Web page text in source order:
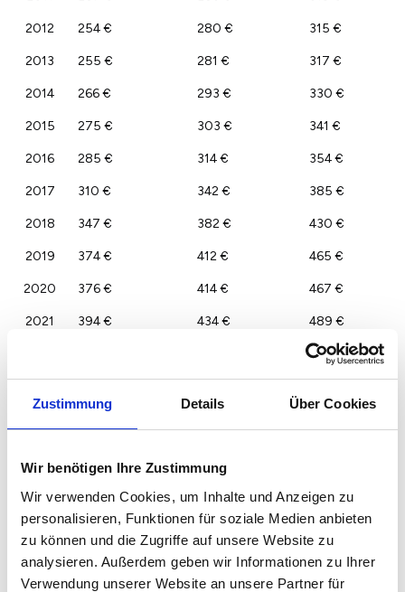
Zustimmung Details Über Cookies
Wir benötigen Ihre Zustimmung
Wir verwenden Cookies, um Inhalte und Anzeigen zu
personalisieren, Funktionen für soziale Medien anbieten
zu können und die Zugriffe auf unsere Website zu
analysieren. Außerdem geben wir Informationen zu Ihrer
Verwendung unserer Website an unsere Partner für
2012 254 € 280 € 315 €
2013 255 € 281 € 317 €
2014 266 € 293 € 330 €
2015 275 € 303 € 341 €
2016 285 € 314 € 354 €
2017 310 € 342 € 385 €
2018 347 € 382 € 430 €
2019 374 € 412 € 465 €
2020 376 € 414 € 467 €
2021 394 € 434 € 489 €
506 €